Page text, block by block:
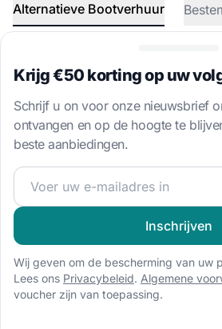
Alternatieve Bootverhuur
20 boten beschikbaar
Catamaran huren
Word lid van onze
zeilgemeenschap en
exclusieve
Krijg €50 korting op uw
Schrijf u on voor onze nieuwsbrief
ontvangen en op de hoogte te
beste aanbiedingen.
Word lid van onze
Inschrijven
Wij geven om de bescherming van uw
Lees ons Privacybeleid. Algemene
voucher zijn van toepassing.